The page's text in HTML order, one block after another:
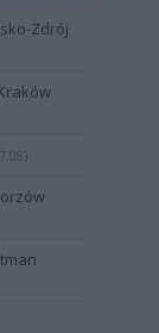
Zdrój